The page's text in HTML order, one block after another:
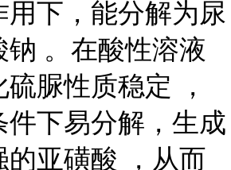
用下，能分解为尿
钠 。在酸性溶液
脲性质稳定 ，
件下易分解，生成
的亚磺酸 ，从而